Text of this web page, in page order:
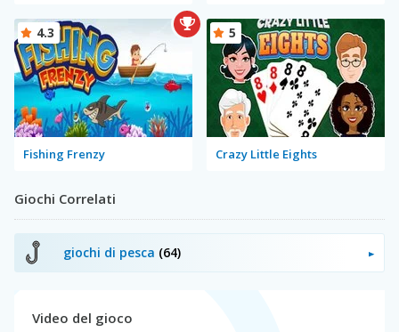
Fishing Frenzy
4.3
Crazy Little Eights
5
Giochi Correlati
giochi di pesca (64)
Video del gioco